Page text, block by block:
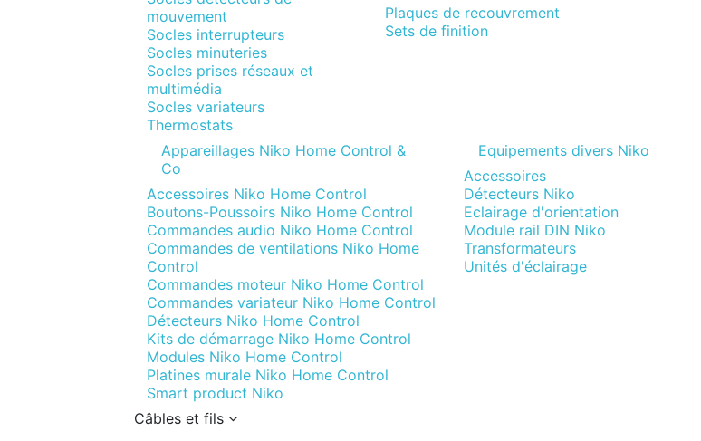
mouvement
Socles interrupteurs
Socles minuteries
Socles prises réseaux et
multimédia
Socles variateurs
Thermostats
Plaques de recouvrement
Sets de finition
Appareillages Niko Home Control &
Co
Accessoires Niko Home Control
Boutons-Poussoirs Niko Home Control
Commandes audio Niko Home Control
Commandes de ventilations Niko Home
Control
Commandes moteur Niko Home Control
Commandes variateur Niko Home Control
Détecteurs Niko Home Control
Kits de démarrage Niko Home Control
Modules Niko Home Control
Platines murale Niko Home Control
Smart product Niko
Equipements divers Niko
Accessoires
Détecteurs Niko
Eclairage d'orientation
Module rail DIN Niko
Transformateurs
Unités d'éclairage
Câbles et fils